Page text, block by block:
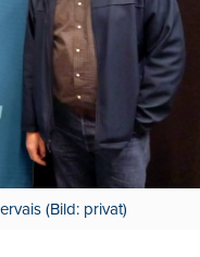
(Bild: privat)